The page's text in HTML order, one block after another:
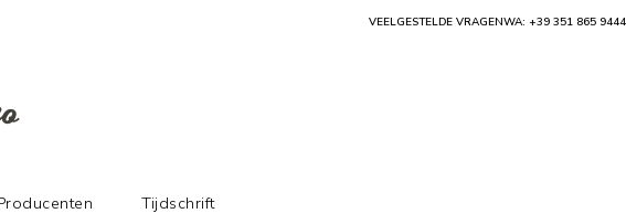
VEELGESTELDE VRAGENWA: +39 351 865 9444
Tijdschrift